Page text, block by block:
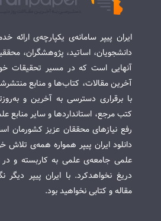
ایران پیپر سامانه‌ی یکپارچه‌ی
دانشجویان، اساتید، پژوهشگران،
آنهایی است که در مسیر تحقیقات
آخرین مقالات، کتاب‌ها و منابع
با برقراری دسترسی به آخرین و
کتب مرجع، استانداردها و سایر
رفع نیازهای محققان عزیز کشورمان
دانلود ایران پیپر همواره همه‌ی تلاش
علمی جامعه‌ی علمی به کاربسته و
دریغ نخواهدکرد. با ایران پیپر
مقاله و کتابی نخواهید بود.